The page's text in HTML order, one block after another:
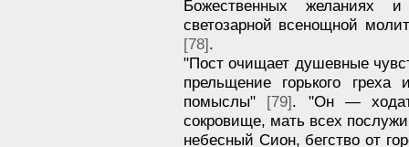
Божественных желаниях
светозарной всенощной
[78].
"Пост очищает душевные
прельщение горького греха
помыслы" [79]. "Он —
сокровище, мать всех
небесный Сион, бегство от